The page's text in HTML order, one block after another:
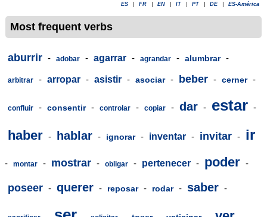
ES FR EN IT PT DE ES-América
Most frequent verbs
aburrir - adobar - agarrar - agrandar - alumbrar -
arbitrar - arropar - asistir - asociar - beber - cerner -
confluir - consentir - controlar - copiar - dar - estar -
haber - hablar - ignorar - inventar - invitar - ir
- montar - mostrar - obligar - pertenecer - poder -
poseer - querer - reposar - rodar - saber -